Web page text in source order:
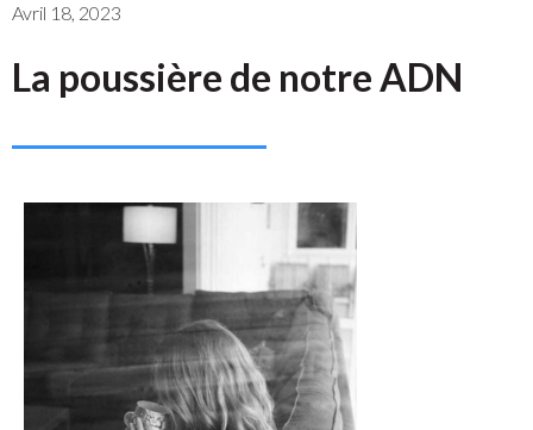
Avril 18, 2023
La poussière de notre ADN